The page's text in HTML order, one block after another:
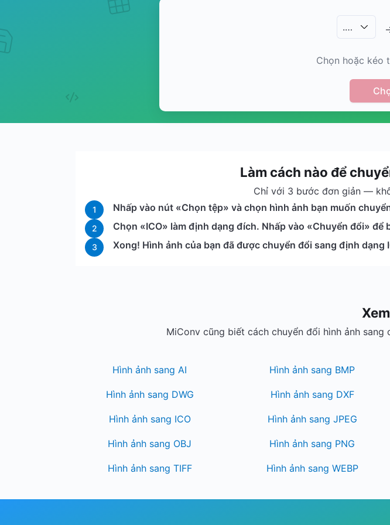
.…
Chọn hoặc kéo
Làm cách nào để
Chỉ với 3 bước đơn giản —
1 Nhấp vào nút «Chọn tệp» và chọn hình ảnh bạn muốn
2 Chọn «ICO» làm định dạng đích. Nhấp vào «Chuyển đổi»
3 Xong! Hình ảnh của bạn đã được chuyển đổi sang định
MiConv cũng biết cách chuyển đổi hình ảnh
Hình ảnh sang AI Hình ảnh sang BMP
Hình ảnh sang DWG Hình ảnh sang DXF
Hình ảnh sang ICO Hình ảnh sang JPEG
Hình ảnh sang OBJ Hình ảnh sang PNG
Hình ảnh sang TIFF Hình ảnh sang WEBP